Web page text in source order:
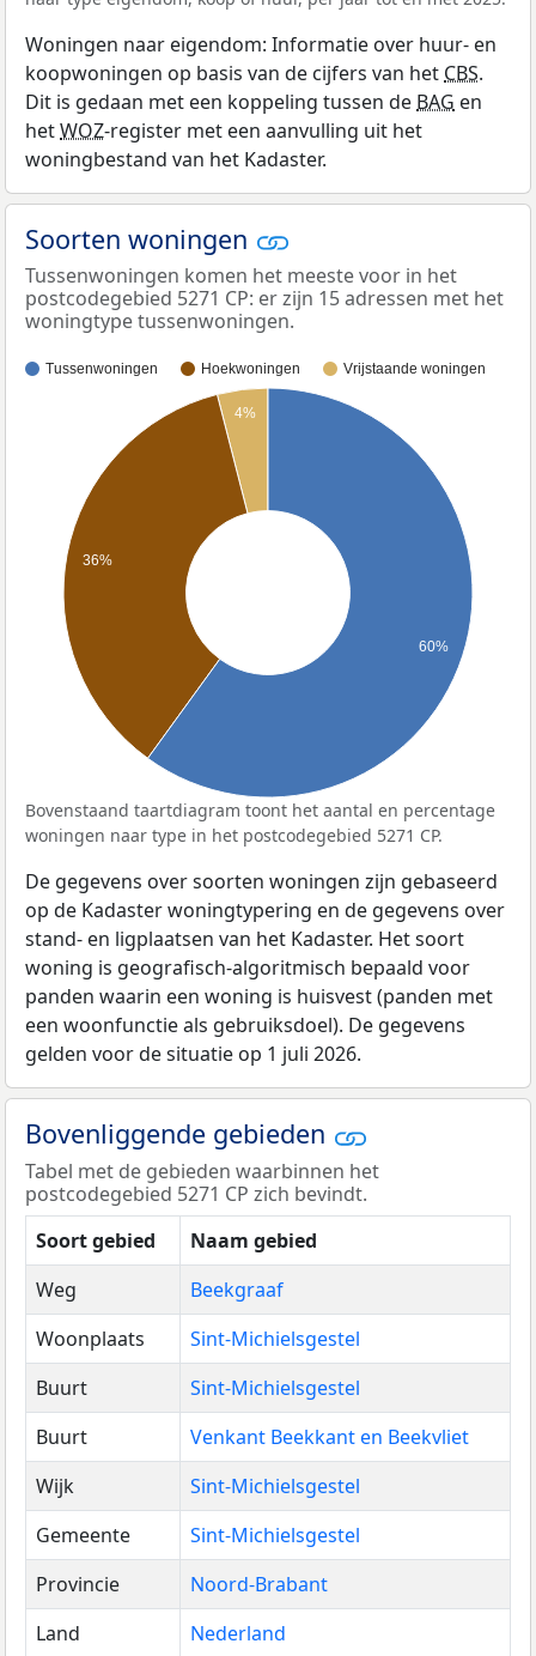
Woningen naar eigendom: Informatie over huur- en
koopwoningen op basis van de cijfers van het CBS.
Dit is gedaan met een koppeling tussen de BAG en
hetWOZ-register met een aanvulling uit het
woningbestand van het Kadaster.
Soorten woningen
Tussenwoningen komen het meeste voor in het
postcodegebied 5271 CP: er zijn 15 adressen met het
woningtype tussenwoningen.
Tussenwoningen Hoekwoningen Vrijstaande woningen
4%
36%
60%
Bovenstaand taartdiagram toont het aantal en percentage
woningen naar type in het postcodegebied 5271 CP.
De gegevens over soorten woningen zijn gebaseerd
op de Kadaster woningtypering en de gegevens over
stand- en ligplaatsen van het Kadaster. Het soort
woning is geografisch-algoritmisch bepaald voor
panden waarin een woning is huisvest (panden met
een woonfunctie als gebruiksdoel). De gegevens
gelden voor de situatie op 1 juli 2026.
Bovenliggende gebieden
Tabel met de gebieden waarbinnen het
postcodegebied 5271 CP zich bevindt.
Soort gebied
Naam gebied
Weg
Beekgraaf
Woonplaats
Sint-Michielsgestel
Buurt
Sint-Michielsgestel
Buurt
Venkant Beekkant en Beekvliet
Wijk
Sint-Michielsgestel
Gemeente
Sint-Michielsgestel
Provincie
Noord-Brabant
Land
Nederland